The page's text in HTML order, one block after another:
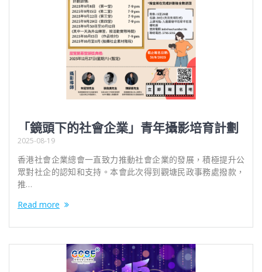
「鏡頭下的社會企業」青年攝影培育計劃
2025-08-19
香港社會企業總會一直致力推動社會企業的發展，積極提升公
眾對社企的認知和支持。本會此次得到觀塘民政事務處撥款，
推…
Read more